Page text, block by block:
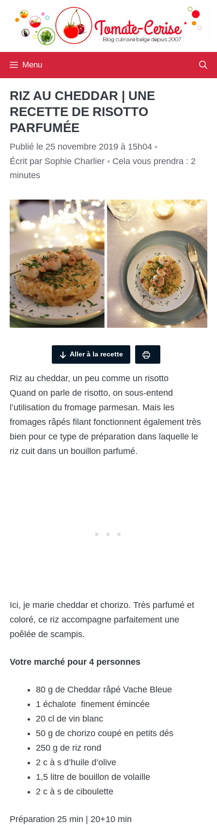
contenu
Menu
RIZ AU CHEDDAR | UNE
RECETTE DE RISOTTO
PARFUMÉE
Publié le 25 novembre 2019 à 15h04 •
Écrit par Sophie Charlier • Cela vous prendra : 2
minutes
Aller à la recette
Riz au cheddar, un peu comme un risotto
Quand on parle de risotto, on sous-entend
l’utilisation du fromage parmesan. Mais les
fromages râpés filant fonctionnent également très
bien pour ce type de préparation dans laquelle le
riz cuit dans un bouillon parfumé.
Ici, je marie cheddar et chorizo. Très parfumé et
coloré, ce riz accompagne parfaitement une
poêlée de scampis.
Votre marché pour 4 personnes
80 g de Cheddar râpé Vache Bleue
1 échalote finement émincée
20 cl de vin blanc
50 g de chorizo coupé en petits dés
250 g de riz rond
2 c à s d’huile d’olive
1,5 litre de bouillon de volaille
2 c à s de ciboulette
Préparation 25 min | 20+10 min